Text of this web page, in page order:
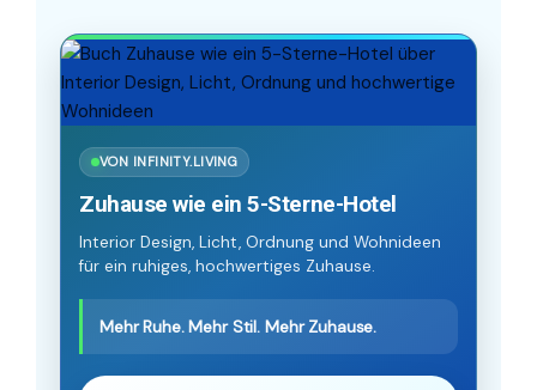
VON INFINITY.LIVING
Zuhause wie ein 5-Sterne-Hotel
Interior Design, Licht, Ordnung und Wohnideen
für ein ruhiges, hochwertiges Zuhause.
Mehr Ruhe. Mehr Stil. Mehr Zuhause.